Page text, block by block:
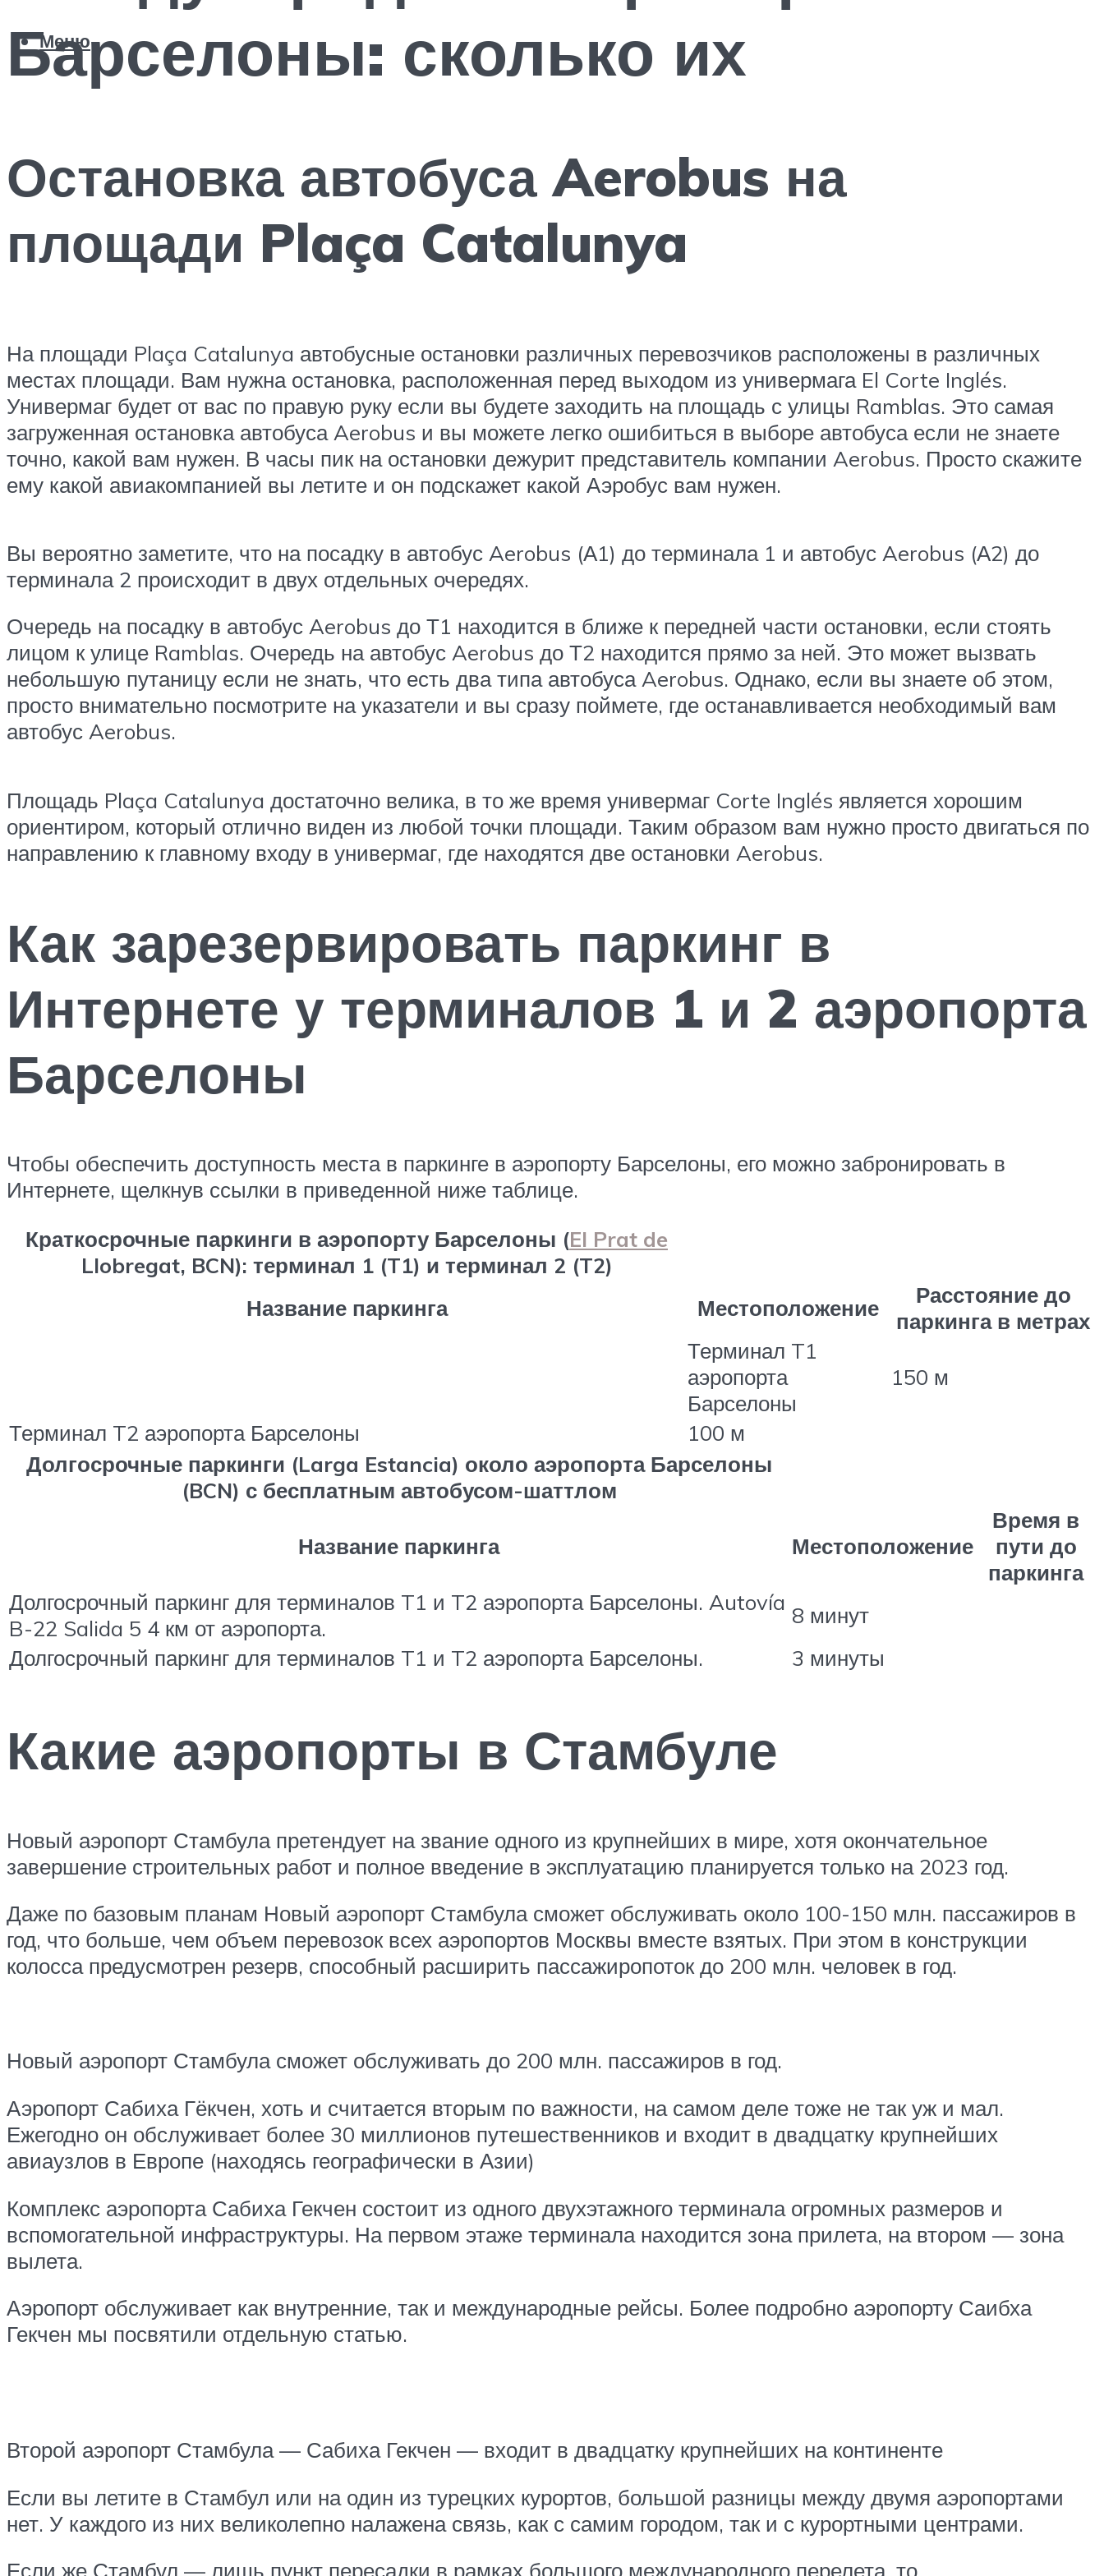
Меню
Барселоны: сколько их
Остановка автобуса Aerobus на
площади Plaça Catalunya
На площади Plaça Catalunya автобусные остановки различных перевозчиков расположены в различных
местах площади. Вам нужна остановка, расположенная перед выходом из универмага El Corte Inglés.
Универмаг будет от вас по правую руку если вы будете заходить на площадь с улицы Ramblas. Это самая
загруженная остановка автобуса Aerobus и вы можете легко ошибиться в выборе автобуса если не знаете
точно, какой вам нужен. В часы пик на остановки дежурит представитель компании Aerobus. Просто скажите
ему какой авиакомпанией вы летите и он подскажет какой Аэробус вам нужен.
Вы вероятно заметите, что на посадку в автобус Aerobus (А1) до терминала 1 и автобус Aerobus (А2) до
терминала 2 происходит в двух отдельных очередях.
Очередь на посадку в автобус Aerobus до Т1 находится в ближе к передней части остановки, если стоять
лицом к улице Ramblas. Очередь на автобус Aerobus до Т2 находится прямо за ней. Это может вызвать
небольшую путаницу если не знать, что есть два типа автобуса Aerobus. Однако, если вы знаете об этом,
просто внимательно посмотрите на указатели и вы сразу поймете, где останавливается необходимый вам
автобус Aerobus.
Площадь Plaça Catalunya достаточно велика, в то же время универмаг Corte Inglés является хорошим
ориентиром, который отлично виден из любой точки площади. Таким образом вам нужно просто двигаться по
направлению к главному входу в универмаг, где находятся две остановки Aerobus.
Как зарезервировать паркинг в
Интернете у терминалов 1 и 2 аэропорта
Барселоны
Чтобы обеспечить доступность места в паркинге в аэропорту Барселоны, его можно забронировать в
Интернете, щелкнув ссылки в приведенной ниже таблице.
Краткосрочные паркинги в аэропорту Барселоны (El Prat de
Llobregat, BCN): терминал 1 (T1) и терминал 2 (T2)
Название паркинга
Местоположение
Расстояние до
паркинга в метрах
Терминал T1
аэропорта
Барселоны
150 м
Терминал T2 аэропорта Барселоны
100 м
Долгосрочные паркинги (Larga Estancia) около аэропорта Барселоны
(BCN) с бесплатным автобусом-шаттлом
Название паркинга Местоположение
Время в
пути до
паркинга
Долгосрочный паркинг для терминалов T1 и T2 аэропорта Барселоны. Autovía
B-22 Salida 5 4 км от аэропорта.
8 минут
Долгосрочный паркинг для терминалов T1 и T2 аэропорта Барселоны.
3 минуты
Какие аэропорты в Стамбуле
Новый аэропорт Стамбула претендует на звание одного из крупнейших в мире, хотя окончательное
завершение строительных работ и полное введение в эксплуатацию планируется только на 2023 год.
Даже по базовым планам Новый аэропорт Стамбула сможет обслуживать около 100-150 млн. пассажиров в
год, что больше, чем объем перевозок всех аэропортов Москвы вместе взятых. При этом в конструкции
колосса предусмотрен резерв, способный расширить пассажиропоток до 200 млн. человек в год.
Новый аэропорт Стамбула сможет обслуживать до 200 млн. пассажиров в год.
Аэропорт Сабиха Гёкчен, хоть и считается вторым по важности, на самом деле тоже не так уж и мал.
Ежегодно он обслуживает более 30 миллионов путешественников и входит в двадцатку крупнейших
авиаузлов в Европе (находясь географически в Азии)
Комплекс аэропорта Сабиха Гекчен состоит из одного двухэтажного терминала огромных размеров и
вспомогательной инфраструктуры. На первом этаже терминала находится зона прилета, на втором — зона
вылета.
Аэропорт обслуживает как внутренние, так и международные рейсы. Более подробно аэропорту Саибха
Гекчен мы посвятили отдельную статью.
Второй аэропорт Стамбула — Сабиха Гекчен — входит в двадцатку крупнейших на континенте
Если вы летите в Стамбул или на один из турецких курортов, большой разницы между двумя аэропортами
нет. У каждого из них великолепно налажена связь, как с самим городом, так и с курортными центрами.
Если же Стамбул — лишь пункт пересадки в рамках большого международного перелета, то